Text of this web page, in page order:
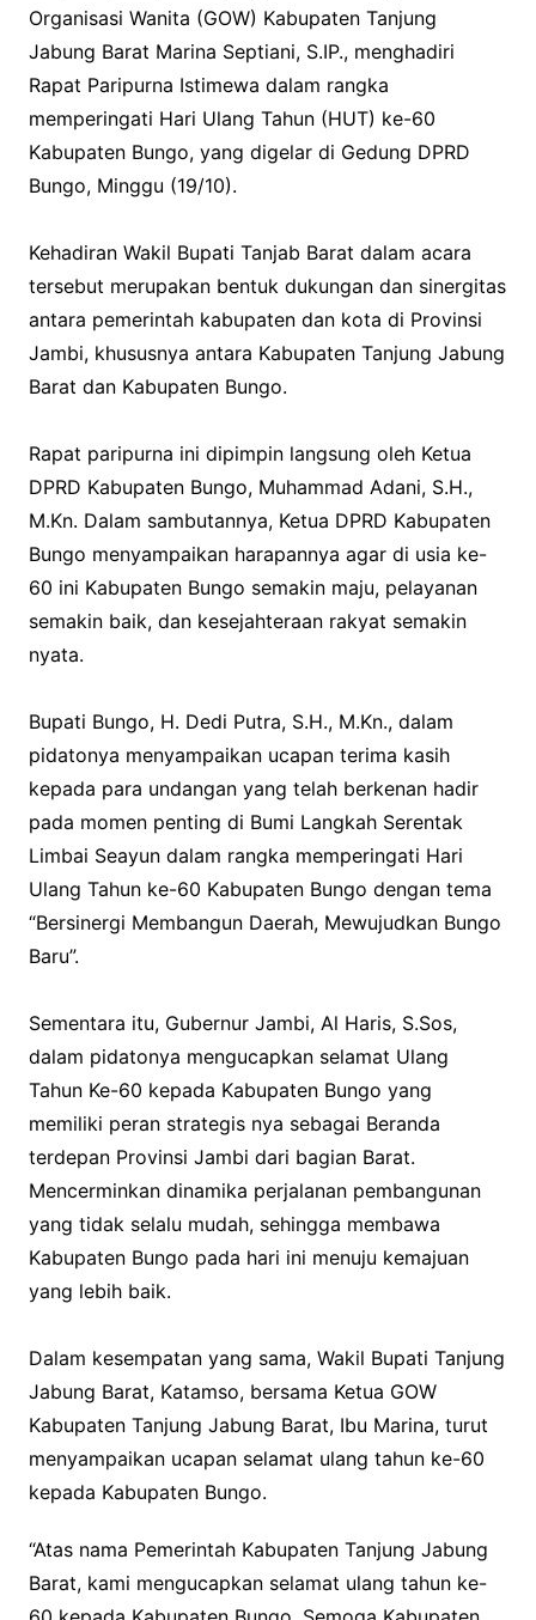
Organisasi Wanita (GOW) Kabupaten Tanjung
Jabung Barat Marina Septiani, S.IP., menghadiri
Rapat Paripurna Istimewa dalam rangka
memperingati Hari Ulang Tahun (HUT) ke-60
Kabupaten Bungo, yang digelar di Gedung DPRD
Bungo, Minggu (19/10).
‎Kehadiran Wakil Bupati Tanjab Barat dalam acara
tersebut merupakan bentuk dukungan dan sinergitas
antara pemerintah kabupaten dan kota di Provinsi
Jambi, khususnya antara Kabupaten Tanjung Jabung
Barat dan Kabupaten Bungo.
Rapat paripurna ini dipimpin langsung oleh Ketua
DPRD Kabupaten Bungo, Muhammad Adani, S.H.,
M.Kn. Dalam sambutannya, Ketua DPRD Kabupaten
Bungo menyampaikan harapannya agar di usia ke-
60 ini Kabupaten Bungo semakin maju, pelayanan
semakin baik, dan kesejahteraan rakyat semakin
nyata.
Bupati Bungo, H. Dedi Putra, S.H., M.Kn., dalam
pidatonya menyampaikan ucapan terima kasih
kepada para undangan yang telah berkenan hadir
pada momen penting di Bumi Langkah Serentak
Limbai Seayun dalam rangka memperingati Hari
Ulang Tahun ke-60 Kabupaten Bungo dengan tema
“Bersinergi Membangun Daerah, Mewujudkan Bungo
Baru”.
Sementara itu, ‎Gubernur Jambi, Al Haris, S.Sos,
dalam pidatonya mengucapkan selamat Ulang
Tahun Ke-60 kepada Kabupaten Bungo yang
memiliki peran strategis nya sebagai Beranda
terdepan Provinsi Jambi dari bagian Barat.
Mencerminkan dinamika perjalanan pembangunan
yang tidak selalu mudah, sehingga membawa
Kabupaten Bungo pada hari ini menuju kemajuan
yang lebih baik.
Dalam kesempatan yang sama, Wakil Bupati Tanjung
Jabung Barat, Katamso, bersama Ketua GOW
Kabupaten Tanjung Jabung Barat, Ibu Marina, turut
menyampaikan ucapan selamat ulang tahun ke-60
kepada Kabupaten Bungo.
“Atas nama Pemerintah Kabupaten Tanjung Jabung
Barat, kami mengucapkan selamat ulang tahun ke-